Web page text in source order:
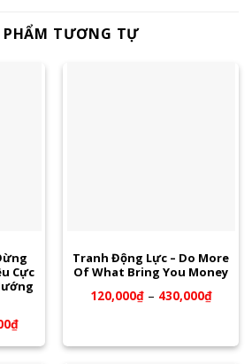
PHẨM TƯƠNG TỰ
Cực
₫
Tranh Động Lực – Do More
Of What Bring You Money
120,000₫– 430,000₫